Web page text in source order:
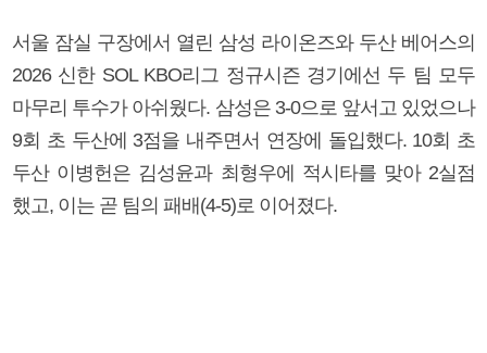
서울 잠실 구장에서 열린 삼성 라이온즈와 두산 베어스의
2026 신한 SOL KBO리그 정규시즌 경기에선 두 팀 모두
마무리 투수가 아쉬웠다. 삼성은 3-0으로 앞서고 있었으나
9회 초 두산에 3점을 내주면서 연장에 돌입했다. 10회 초
두산 이병헌은 김성윤과 최형우에 적시타를 맞아 2실점
했고, 이는 곧 팀의 패배(4-5)로 이어졌다.